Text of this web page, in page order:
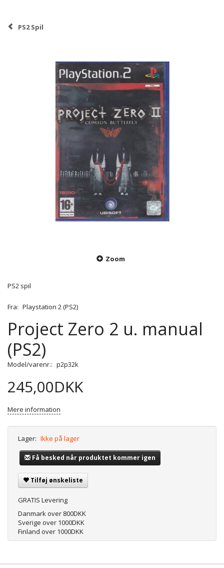
PS2 Spil
Zoom
PS2 spil
Fra: Playstation 2 (PS2)
Project Zero 2 u. manual
(PS2)
Model/varenr.: p2p32k
245,00DKK
Mere information
Lager: Ikke på lager
Få besked når produktet kommer igen
Tilføj ønskeliste
GRATIS Levering
Danmark over 800DKK
Sverige over 1000DKK
Finland over 1000DKK